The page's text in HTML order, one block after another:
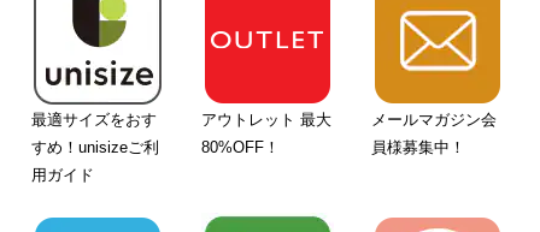
最適サイズをおす
すめ！unisizeご利
用ガイド
アウトレット 最大
80%OFF！
メールマガジン会
員様募集中！